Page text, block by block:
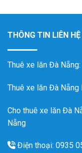
THÔNG TIN LIÊN HỆ
Thuê xe lăn Đà Nẵng
Thuê xe lăn Đà Nẵng
Cho thuê xe lăn Đà
Nẵng
Điện thoại: 0935